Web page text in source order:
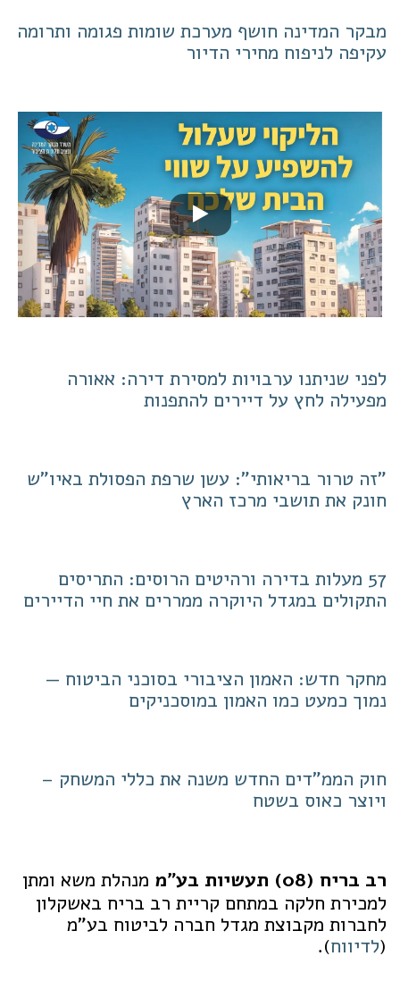
מבקר המדינה חושף מערכת שומות פגומה ותרומה
עקיפה לניפוח מחירי הדיור
לפני שניתנו ערבויות למסירת דירה: אאורה
מפעילה לחץ על דיירים להתפנות
"זה טרור בריאותי": עשן שרפת הפסולת באיו"ש
חונק את תושבי מרכז הארץ
57 מעלות בדירה ורהיטים הרוסים: התריסים
התקולים במגדל היוקרה ממררים את חיי הדיירים
מחקר חדש: האמון הציבורי בסוכני הביטוח —
נמוך כמעט כמו האמון במוסכניקים
חוק הממ"דים החדש משנה את כללי המשחק –
ויוצר כאוס בשטח
רב בריח (08) תעשיות בע"מ
מנהלת משא ומתן
למכירת חלקה במתחם קריית רב בריח באשקלון
לחברות מקבוצת מגדל חברה לביטוח בע"מ
(לדיווח).